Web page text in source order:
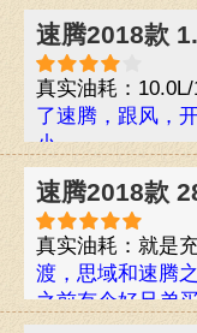
速腾2018款
真实油耗：
了速腾，跟风，
小
速腾2018款
真实油耗：就是
渡，思域和速腾
之前有个好兄弟